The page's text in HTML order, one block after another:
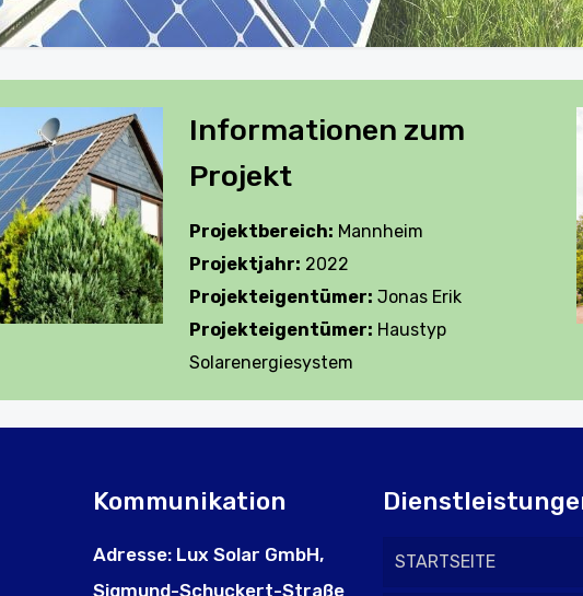
Informationen zum
Projekt
Projektbereich: Mannheim
Projektjahr: 2022
Projekteigentümer: Jonas Erik
Projekteigentümer: Haustyp
Solarenergiesystem
Kommunikation
Adresse: Lux Solar GmbH,
Sigmund-Schuckert-Straße
STARTSEITE